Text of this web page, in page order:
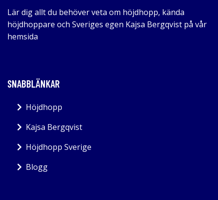
Lär dig allt du behöver veta om höjdhopp, kända
höjdhoppare och Sveriges egen Kajsa Bergqvist på vår
hemsida
SNABBLÄNKAR
Höjdhopp
Kajsa Bergqvist
Höjdhopp Sverige
Blogg